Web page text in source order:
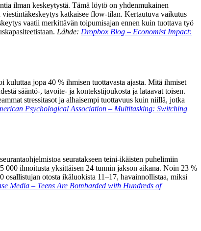
ilman keskeytystä. Tämä löytö on yhdenmukainen
katkaisee flow-tilan. Kertautuva vaikutus
vaatii merkittävän toipumisajan ennen kuin tuottava työ
Lähde: Dropbox Blog – Economist Impact:
jopa 40 % ihmisen tuottavasta ajasta. Mitä ihmiset
sääntö-, tavoite- ja kontekstijoukosta ja lataavat toisen.
stressitasot ja alhaisempi tuottavuus kuin niillä, jotka
Psychological Association – Multitasking: Switching
seuratakseen teini-ikäisten puhelimiin
000 ilmoitusta yksittäisen 24 tunnin jakson aikana. Noin 23 %
osallistujan otosta ikäluokista 11–17, havainnollistaa, miksi
Media – Teens Are Bombarded with Hundreds of